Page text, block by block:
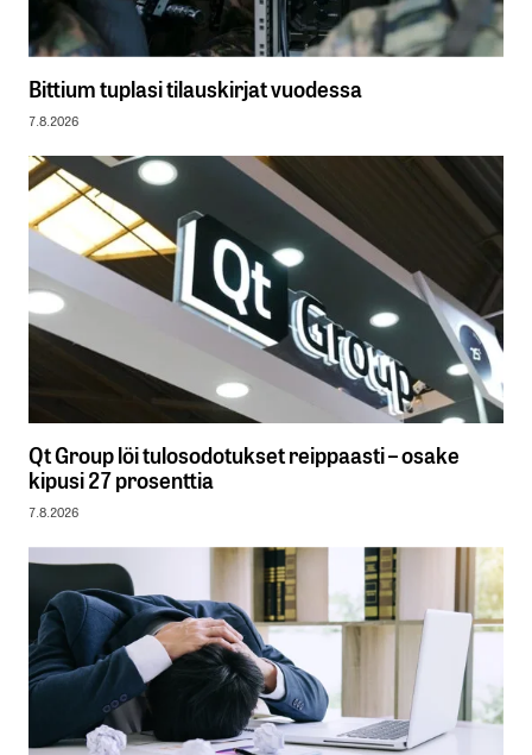
Bittium tuplasi tilauskirjat vuodessa
7.8.2026
Qt Group löi tulosodotukset reippaasti – osake
kipusi 27 prosenttia
7.8.2026